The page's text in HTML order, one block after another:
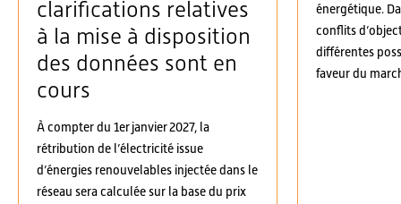
clarifications relatives
à la mise à disposition
des données sont en
cours
À compter du 1er janvier 2027, la
rétribution de l’électricité issue
d’énergies renouvelables injectée dans le
réseau sera calculée sur la base du prix
énergétique.
conflits
différentes
faveur du